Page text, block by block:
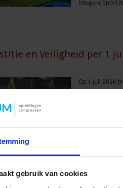
gebruik van cookies
Integere Sport
en Veiligheid per 1
Op 1 juli 2026
maximale straf
verdubbeld.
voor het …